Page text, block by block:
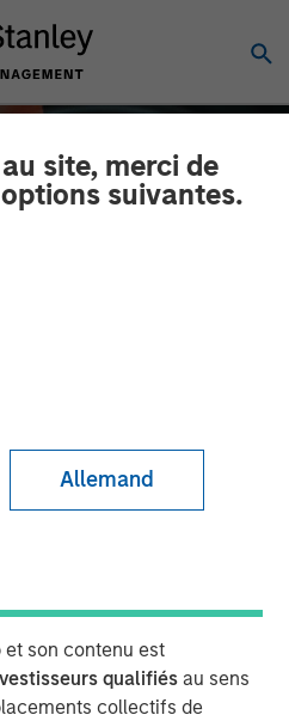
site, merci de
suivantes.
Allemand
et son contenu est
qualifiésau sens
collectifs de
2026